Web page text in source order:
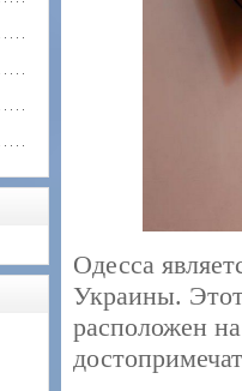
Одесса
Украины.
расположен